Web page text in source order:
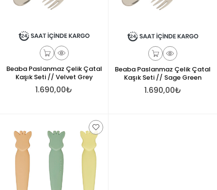
Beaba Paslanmaz Çelik Çatal
Kaşık Seti // Velvet Grey
1.690,00₺
Beaba Paslanmaz Çelik Çatal
Kaşık Seti // Sage Green
1.690,00₺